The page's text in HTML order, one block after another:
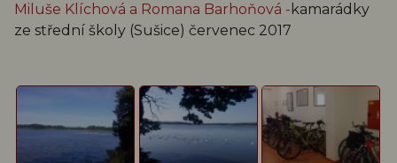
Miluše Klíchová a Romana Barhoňová - kamarádky
ze střední školy (Sušice) červenec 2017